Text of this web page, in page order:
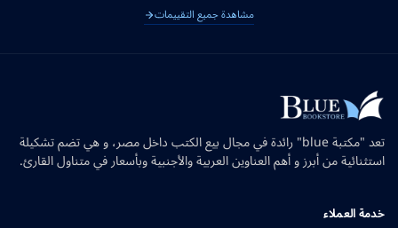
مشاهدة جميع التقييمات
تعد "مكتبة blue" رائدة في مجال بيع الكتب داخل مصر، و هي تضم تشكيلة
استثنائية من أبرز و أهم العناوين العربية والأجنبية وبأسعار في متناول القارئ.
خدمة العملاء